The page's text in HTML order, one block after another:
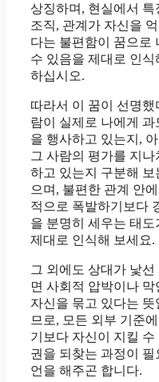
상징하며, 현실에서 특
조직, 관계가 자신을
다는 불편함이 꿈으로
수 있음을 제대로 인식
하십시오.
따라서 이 꿈이 선명했
람이 실제로 나에게 과
을 행사하고 있는지,
그 사람의 평가를 지나
하고 있는지 구분해 보
으며, 불편한 관계 안
적으로 폭발하기보다
을 분명히 세우는 태도
제대로 인식해 보세요.
그 외에도 상대가 낯
면 사회적 압박이나 막
자신을 묶고 있다는 뜻
므로, 모든 외부 기준
기보다 자신이 지킬 수
권을 되찾는 과정이 필
언을 해주곤 합니다.